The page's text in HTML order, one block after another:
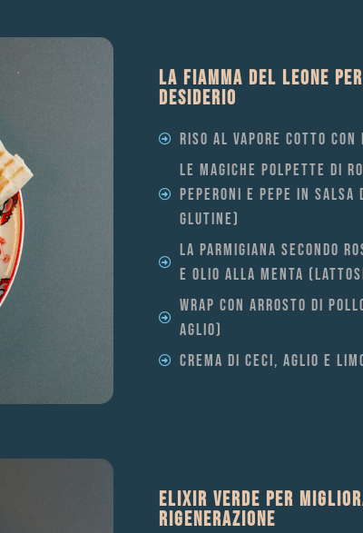
LA FIAMMA DEL LEONE
DESIDERIO
RISO AL VAPORE COTTO CON
LE MAGICHE POLPETTE DI
PEPERONI E PEPE IN SALSA
GLUTINE)
LA PARMIGIANA SECONDO
E OLIO ALLA MENTA
WRAP CON ARROSTO DI
AGLIO)
CREMA DI CECI, AGLIO E
ELIXIR VERDE PER
RIGENERAZIONE